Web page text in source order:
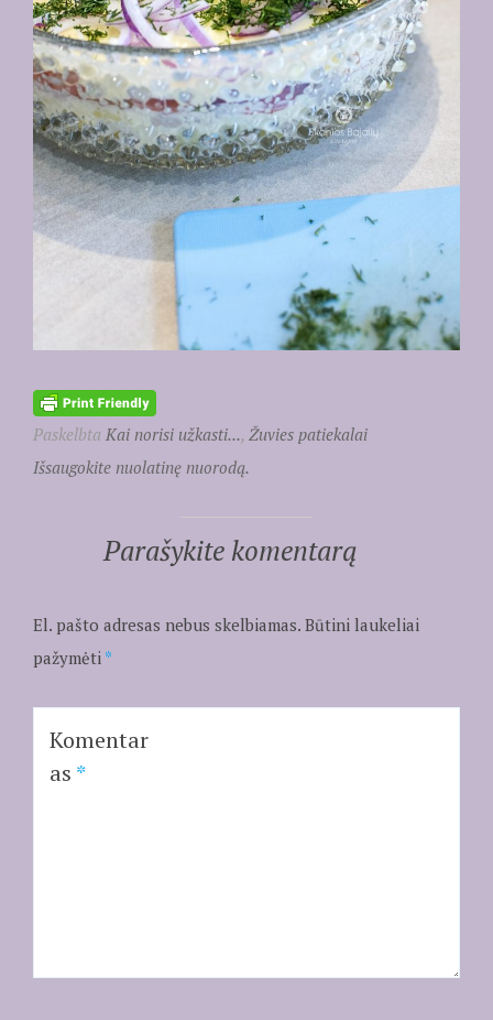
Paskelbta Kai norisi užkasti..., Žuvies patiekalai
Išsaugokite nuolatinę nuorodą.
Parašykite komentarą
El. pašto adresas nebus skelbiamas. Būtini laukeliai
pažymėti *
Komentar
as *